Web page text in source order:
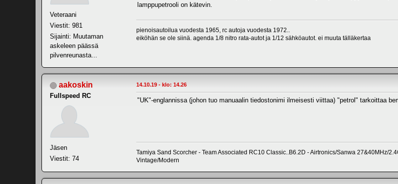
Veteraani
Viestit: 981
Sijainti: Muutaman
askeleen päässä
pilvenreunasta...
lamppupetrooli on kätevin.
pienoisautoilua vuodesta 1965, rc autoja vuodesta 1972..
eiköhän se ole siinä. agenda 1/8 nitro rata-autot ja 1/12 sähköautot. ei muuta tälläkertaa
aakoskin
Fullspeed RC
Jäsen
Viestit: 74
14.10.19 - klo: 14.26
"UK"-englannissa (johon tuo manuaalin tiedostonimi ilmeisesti viittaa) "petrol" tarkoittaa
Tamiya Sand Scorcher - Team Associated RC10 Classic..B6.2D - Airtronics/Sanwa 27&40MHz/
Vintage/Modern